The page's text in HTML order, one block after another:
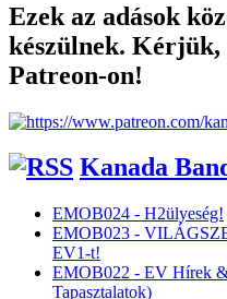
Ezek az adások
készülnek. Kérjük,
Patreon-on!
Kanada
EMOB024 - H2ülyeség!
EMOB023 -
EV1-t!
EMOB022 - EV Hírek
Tapasztalatok)